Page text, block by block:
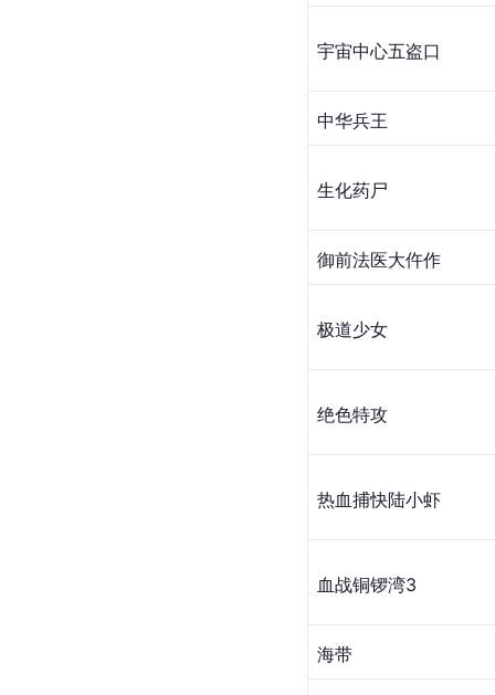
宇宙中心五盗口
中华兵王
生化药尸
御前法医大仵作
极道少女
绝色特攻
热血捕快陆小虾
血战铜锣湾3
​海带